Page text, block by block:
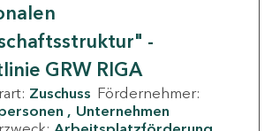
-
GRW RIGA
Zuschuss Fördernehmer:
Unternehmen